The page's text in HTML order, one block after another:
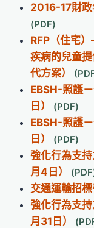
2016-17財政
RFP（住宅
疾病的兒童
代方案）
EBSH-照護
日）
EBSH-照護
日）
強化行為支
月4日）
交通運輸招
強化行為支
月31日）